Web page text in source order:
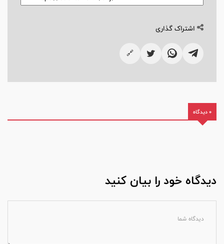
اشتراک گذاری
🔗
0 دیدگاه
دیدگاه خود را بیان کنید